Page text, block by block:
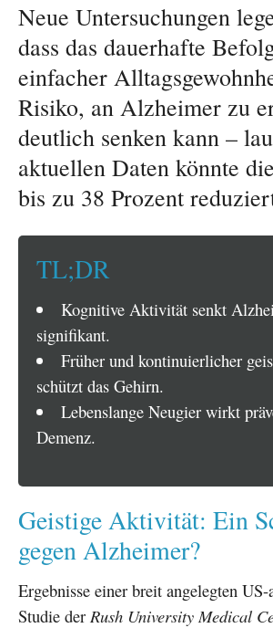
Neue Untersuchungen
dass das dauerhafte
einfacher
Risiko, an Alzheimer zu
deutlich senken kann –
aktuellen Daten könnte
bis zu 38 Prozent
TL;DR
Kognitive Aktivität senkt
signifikant.
Früher und kontinuierlicher
schützt das Gehirn.
Lebenslange Neugier wirkt
Demenz.
Geistige Aktivität: Ein
gegen Alzheimer?
Ergebnisse einer breit angelegten
Studie der Rush University Medical